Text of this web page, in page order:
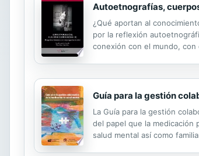
Autoetnografías,
¿Qué aportan al
por la reflexión
conexión con el mundo,
Guía para la gestión
La Guía para la gestión
del papel que la medicación
salud mental así como